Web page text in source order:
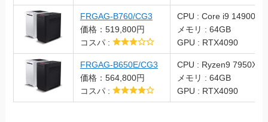
FRGAG-B760/CG3
価格：519,800円
コスパ :
CPU : Core i9 14900F
メモリ : 64GB
GPU : RTX4090
FRGAG-B650E/CG3
価格：564,800円
コスパ :
CPU : Ryzen9 7950X3D
メモリ : 64GB
GPU : RTX4090